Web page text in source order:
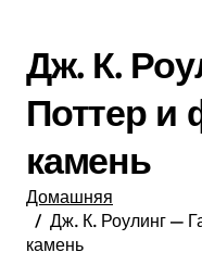
Дж. К.
Поттер и
камень
Домашняя
Дж. К. Роулинг —
камень